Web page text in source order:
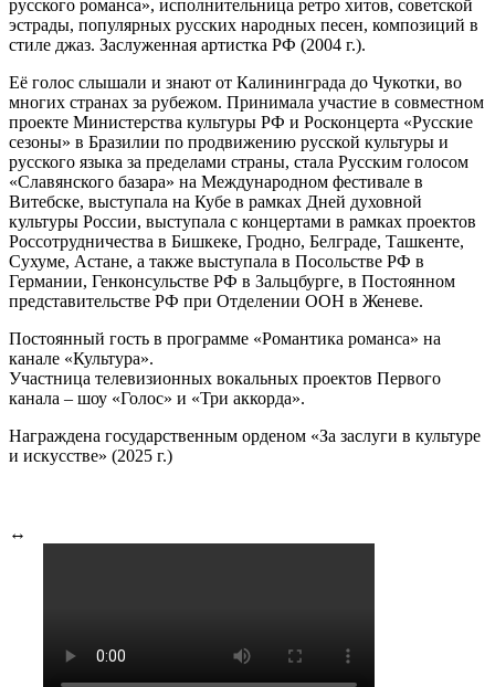
русского романса», исполнительница ретро хитов, советской
эстрады, популярных русских народных песен, композиций в
стиле джаз. Заслуженная артистка РФ (2004 г.).
Её голос слышали и знают от Калининграда до Чукотки, во
многих странах за рубежом. Принимала участие в совместном
проекте Министерства культуры РФ и Росконцерта «Русские
сезоны» в Бразилии по продвижению русской культуры и
русского языка за пределами страны, стала Русским голосом
«Славянского базара» на Международном фестивале в
Витебске, выступала на Кубе в рамках Дней духовной
культуры России, выступала с концертами в рамках проектов
Россотрудничества в Бишкеке, Гродно, Белграде, Ташкенте,
Сухуме, Астане, а также выступала в Посольстве РФ в
Германии, Генконсульстве РФ в Зальцбурге, в Постоянном
представительстве РФ при Отделении ООН в Женеве.
Постоянный гость в программе «Романтика романса» на
канале «Культура».
Участница телевизионных вокальных проектов Первого
канала – шоу «Голос» и «Три аккорда».
Награждена государственным орденом «За заслуги в культуре
и искусстве» (2025 г.)
↔